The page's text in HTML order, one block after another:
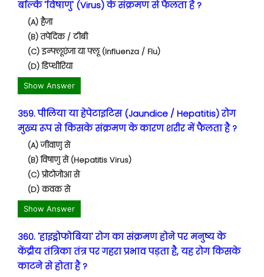
बल्कि 'विषाणु' (Virus) के संक्रमण से फैलता है ?
(A) हैजा
(B) तपेदिक / टीबी
(C) इन्फ्लूएंजा या फ्लू (Influenza / Flu)
(D) डिप्थीरिया
Show Answer
359. पीलिया या हेपेटाइटिस (Jaundice / Hepatitis) रोग
मुख्य रूप से किसके संक्रमण के कारण शरीर में फैलता है ?
(A) जीवाणु से
(B) विषाणु से (Hepatitis Virus)
(C) प्रोटोजोआ से
(D) कवक से
Show Answer
360. 'हाइड्रोफोबिया' रोग का संक्रमण होने पर मनुष्य के
केंद्रीय तंत्रिका तंत्र पर गहरा प्रभाव पड़ता है, यह रोग किसके
काटने से होता है ?